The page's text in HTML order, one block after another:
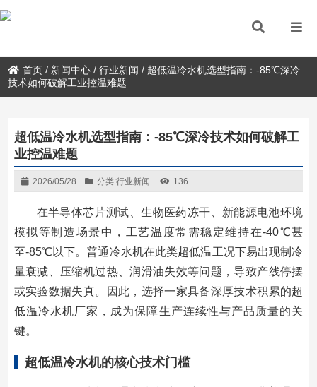
首页 / 新闻中心 /行业新闻 / 超低温冷水机选型指南：-85℃深冷
技术如何破解工业控温难题
超低温冷水机选型指南：-85℃深冷技术如何破解工
业控温难题
2026/05/28 分类:行业新闻 136
在半导体芯片测试、生物医药冻干、新能源电池环境
模拟等制造场景中，工艺温度常需稳定维持在-40℃甚
至-85℃以下。普通冷水机在此类超低温工况下易出现制冷
量衰减、压缩机过热、润滑油失效等问题，导致产线停摆
或实验数据失真。因此，选择一家具备深厚技术积累的超
低温冷水机厂家，成为保障生产连续性与产品质量的关
键。
超低温冷水机的核心技术门槛